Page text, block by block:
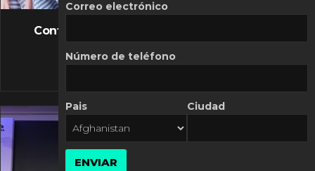
FLASH NEWS
Controversia de Mercado Libre por costos
10 MARZO, 2026
Correo electrónico
Número de teléfono
Pais Ciudad
ENVIAR